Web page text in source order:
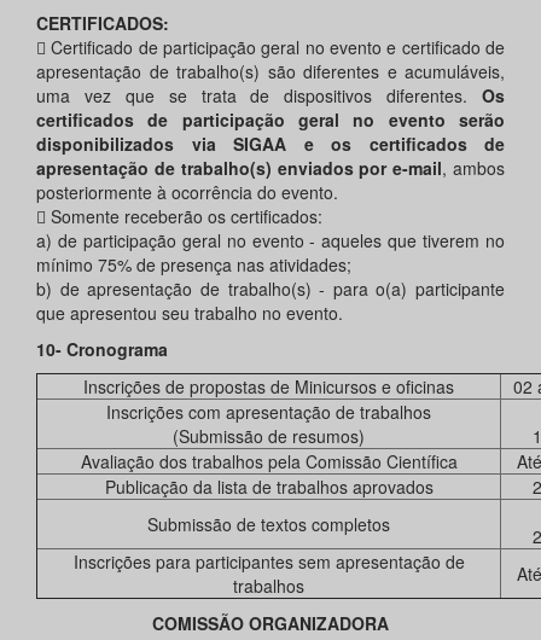
CERTIFICADOS:
 Certificado de participação geral no evento e certificado de
apresentação de trabalho(s) são diferentes e acumuláveis,
uma vez que se trata de dispositivos diferentes. Os
certificados de participação geral no evento serão
disponibilizados via SIGAA e os certificados de
apresentação de trabalho(s) enviados por e-mail, ambos
posteriormente à ocorrência do evento.
 Somente receberão os certificados:
a) de participação geral no evento - aqueles que tiverem no
mínimo 75% de presença nas atividades;
b) de apresentação de trabalho(s) - para o(a) participante
que apresentou seu trabalho no evento.
10- Cronograma
Inscrições de propostas de Minicursos e oficinas
02
Inscrições com apresentação de trabalhos
(Submissão de resumos)
Avaliação dos trabalhos pela Comissão Científica
Publicação da lista de trabalhos aprovados
Submissão de textos completos
Inscrições para participantes sem apresentação de
trabalhos
COMISSÃO ORGANIZADORA